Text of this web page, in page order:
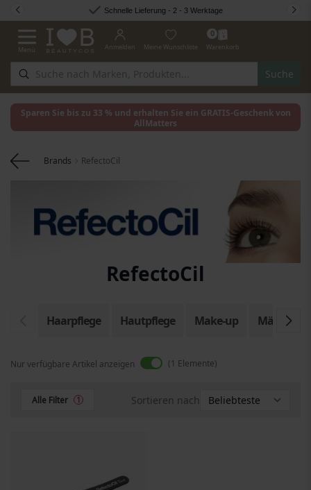
Zum Inhalt springen Schnelle Lieferung - 2 - 3 Werktage
Navigation umschalten
Menü
Suche
Anmelden Meine Wunschliste
0
Warenkorb
Sparen Sie bis zu 33 % und erhalten Sie ein GRATIS-Geschenk von
AllMatters
Brands RefectoCil
RefectoCil
Haarpflege Hautpflege Make-up Männer
Nur verfügbare Artikel anzeigen 1 Elemente
Alle Filter 1 Sortieren nach